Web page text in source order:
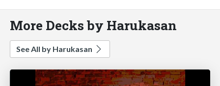
More Decks by Harukasan
See All by Harukasan